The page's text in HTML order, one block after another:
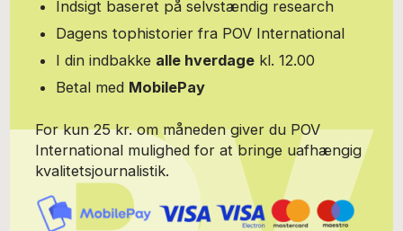
Indsigt baseret på selvstændig research
Dagens tophistorier fra POV International
I din indbakke alle hverdage kl. 12.00
Betal med MobilePay
For kun 25 kr. om måneden giver du POV
International mulighed for at bringe uafhængig
kvalitetsjournalistik.